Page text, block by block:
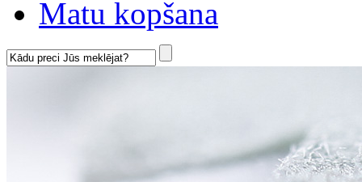
Matu kopšana